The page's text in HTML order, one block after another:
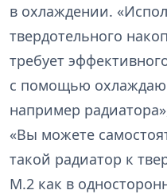
в охлаждении.
твердотельного
требует
с помощью
например
«Вы можете
такой радиатор к
M.2 как в